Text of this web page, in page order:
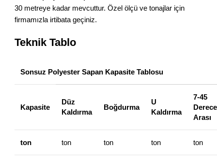
30 metreye kadar mevcuttur. Özel ölçü ve tonajlar için
firmamızla irtibata geçiniz.
Teknik Tablo
Sonsuz Polyester Sapan Kapasite Tablosu
Kapasite
Düz
Kaldırma
Boğdurma
U
Kaldırma
7-45
Derece
Arası
ton ton ton ton ton